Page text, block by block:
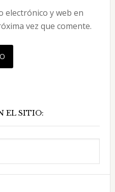
electrónico y web en
vez que comente.
EL SITIO: